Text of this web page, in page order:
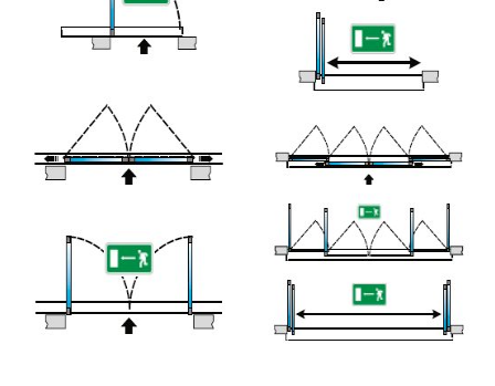
способности проема в аварийном случае.